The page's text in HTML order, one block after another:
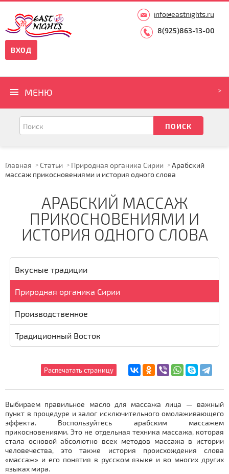
info@eastnights.ru
8(925)863-13-00
ВХОД
МЕНЮ
Главная Статьи Природная органика Сирии
Арабский
массаж прикосновениями и история одного слова
АРАБСКИЙ МАССАЖ
ПРИКОСНОВЕНИЯМИ И
ИСТОРИЯ ОДНОГО СЛОВА
Вкусные традиции
Природная органика Сирии
Производственное
Традиционный Восток
Выбираем правильное масло для массажа лица — важный
пункт в процедуре и залог исключительного омолаживающего
эффекта. Воспользуйтесь арабским массажем
прикосновениями. Это не отдельная техника массажа, которая
стала основой абсолютно всех методов массажа в истории
человечества, это также история происхождения слова
«массаж» и его понятия в русском языке и во многих других
языках мира.